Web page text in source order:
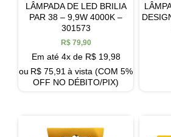
LÂMPADA DE LED BRILIA
PAR 38 – 9,9W 4000K –
301573
R$79,90
Em até 4x de R$19,98
ou R$ 75,91 à vista (COM 5%
OFF NO DÉBITO/PIX)